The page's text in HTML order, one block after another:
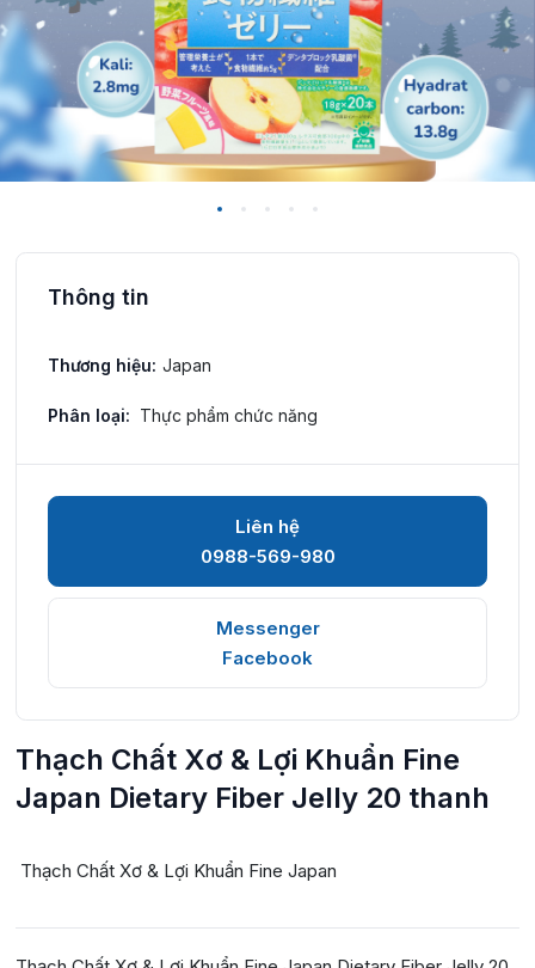
Thông tin
Thương hiệu: Japan
Phân loại: Thực phẩm chức năng
Liên hệ
0988-569-980
Messenger
Facebook
Thạch Chất Xơ & Lợi Khuẩn Fine
Japan Dietary Fiber Jelly 20 thanh
Thạch Chất Xơ & Lợi Khuẩn Fine Japan